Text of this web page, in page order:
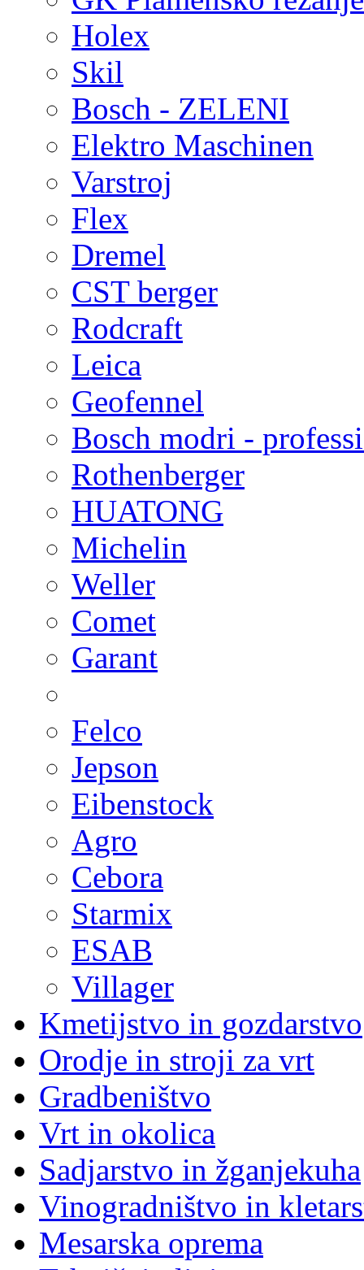
Holex
Skil
Bosch - ZELENI
Elektro Maschinen
Varstroj
Flex
Dremel
CST berger
Rodcraft
Leica
Geofennel
Bosch modri -
Rothenberger
HUATONG
Michelin
Weller
Comet
Garant
Felco
Jepson
Eibenstock
Agro
Cebora
Starmix
ESAB
Villager
Kmetijstvo in gozdarstvo
Orodje in stroji za vrt
Gradbeništvo
Vrt in okolica
Sadjarstvo in žganjekuha
Vinogradništvo in
Mesarska oprema